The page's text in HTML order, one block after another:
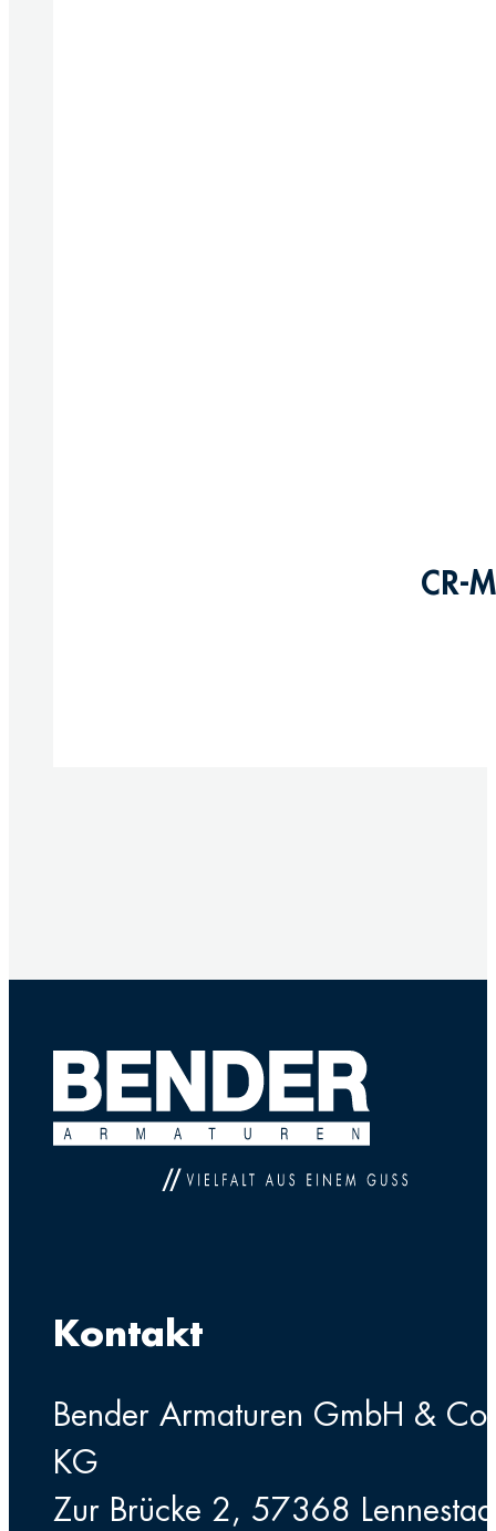
CR-
Kontakt
Bender Armaturen GmbH & Co.
KG
Zur Brücke 2, 57368